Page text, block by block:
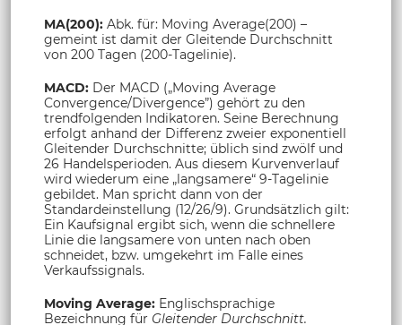
MA(200): Abk. für: Moving Average(200) –
gemeint ist damit der Gleitende Durchschnitt
von 200 Tagen (200-Tagelinie).
MACD: Der MACD („Moving Average
Convergence/Divergence”) gehört zu den
trendfolgenden Indikatoren. Seine Berechnung
erfolgt anhand der Differenz zweier exponentiell
Gleitender Durchschnitte; üblich sind zwölf und
26 Handelsperioden. Aus diesem Kurvenverlauf
wird wiederum eine „langsamere“ 9-Tagelinie
gebildet. Man spricht dann von der
Standardeinstellung (12/26/9). Grundsätzlich gilt:
Ein Kaufsignal ergibt sich, wenn die schnellere
Linie die langsamere von unten nach oben
schneidet, bzw. umgekehrt im Falle eines
Verkaufssignals.
Moving Average: Englischsprachige
Bezeichnung für Gleitender Durchschnitt.